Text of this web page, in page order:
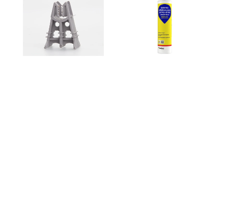
betão
armado
-
uso
horizontal
Sealceramic
-
310ml